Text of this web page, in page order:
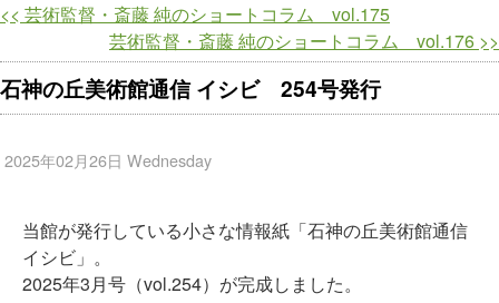
<< 芸術監督・斎藤 純のショートコラム vol.175
芸術監督・斎藤 純のショートコラム vol.176 >>
石神の丘美術館通信 イシビ 254号発行
2025年02月26日 Wednesday
当館が発行している小さな情報紙「石神の丘美術館通信
イシビ」。
2025年3月号（vol.254）が完成しました。